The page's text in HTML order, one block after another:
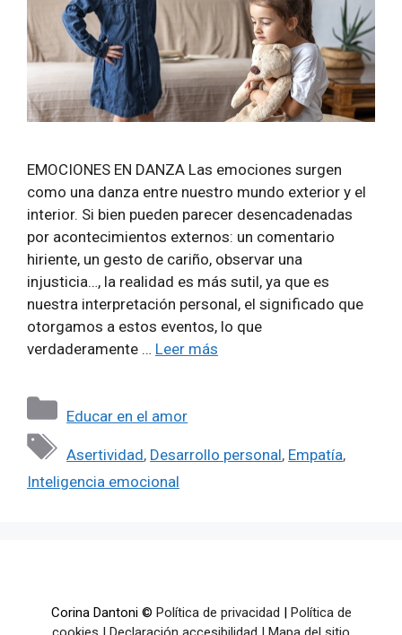
EMOCIONES EN DANZA Las emociones surgen
como una danza entre nuestro mundo exterior y el
interior. Si bien pueden parecer desencadenadas
por acontecimientos externos: un comentario
hiriente, un gesto de cariño, observar una
injusticia…, la realidad es más sutil, ya que es
nuestra interpretación personal, el significado que
otorgamos a estos eventos, lo que
verdaderamente … Leer más
Educar en el amor
Asertividad, Desarrollo personal, Empatía,
Inteligencia emocional
Corina Dantoni © Política de privacidad | Política de